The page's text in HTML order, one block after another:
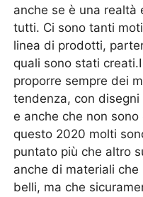
anche se è una
tutti. Ci sono tanti
linea di prodotti,
quali sono stati
proporre sempre dei
tendenza, con
e anche che non
questo 2020 molti
puntato più che altro
anche di materiali
belli, ma che